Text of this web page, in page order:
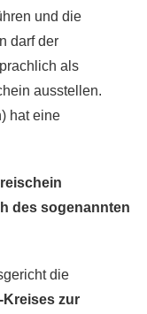
und die
darf der
als
ausstellen.
hat eine
des sogenannten
die
Kreises zur